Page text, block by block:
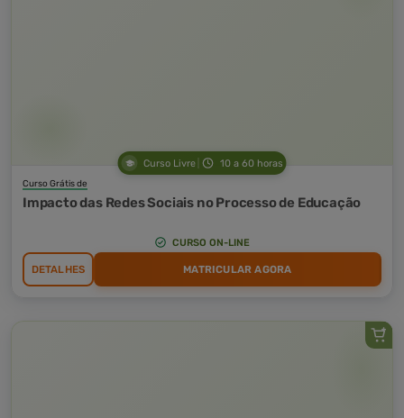
Curso Livre 10 a 60 horas
Curso Grátis de
Impacto das Redes Sociais no Processo de Educação
CURSO ON-LINE
DETALHES MATRICULAR AGORA